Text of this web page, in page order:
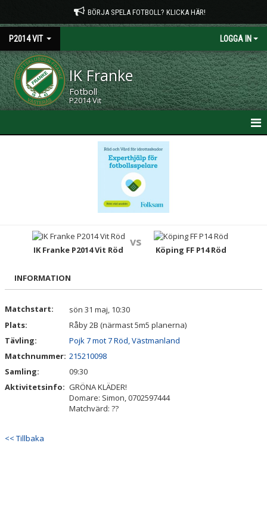
BÖRJA SPELA FOTBOLL? KLICKA HÄR!
P2014 VIT LOGGA IN
IK Franke
Fotboll
P2014 Vit
TRUPPEN
DOKUMENT
INTRESSEANMÄLAN
IK Franke P2014 Vit Röd
vs
Köping FF P14 Röd
INFORMATION
Matchstart:
sön 31 maj, 10:30
Plats:
Råby 2B (närmast 5m5 planerna)
Tävling:
Pojk 7 mot 7 Röd, Västmanland
Matchnummer: 215210098
Samling:
09:30
Aktivitetsinfo: GRÖNA KLÄDER!
Domare: Simon, 0702597444
Matchvärd: ??
<< Tillbaka